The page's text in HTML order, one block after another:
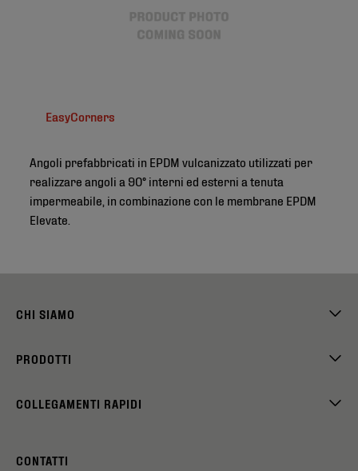
EasyCorners
Angoli prefabbricati in EPDM vulcanizzato utilizzati per
realizzare angoli a 90° interni ed esterni a tenuta
impermeabile, in combinazione con le membrane EPDM
Elevate.
CHI SIAMO
PRODOTTI
COLLEGAMENTI RAPIDI
CONTATTI